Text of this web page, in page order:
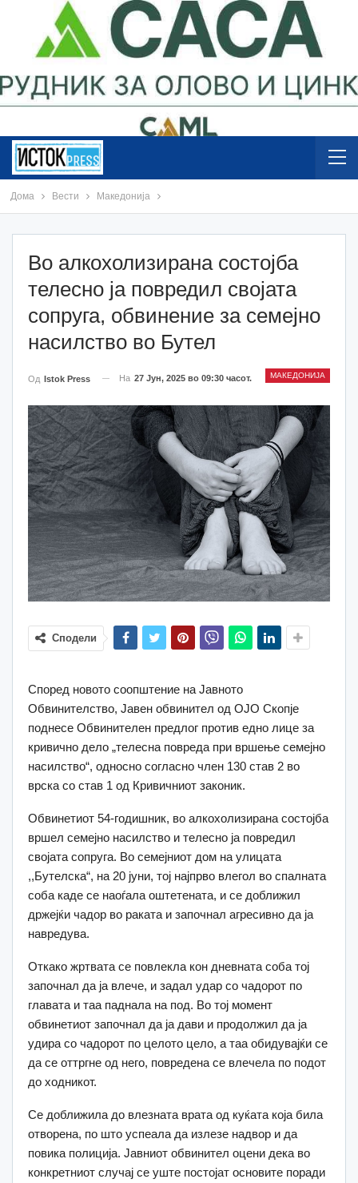
Дома Вести Македонија
Во алкохолизирана состојба
телесно ја повредил својата
сопруга, обвинение за семејно
насилство во Бутел
МАКЕДОНИЈА
Од Istok Press На 27 Јун, 2025 во 09:30 часот.
Сподели
Според новото соопштение на Јавното
Обвинителство, Јавен обвинител од ОЈО Скопје
поднесе Обвинителен предлог против едно лице за
кривично дело „телесна повреда при вршење семејно
насилство“, односно согласно член 130 став 2 во
врска со став 1 од Кривичниот законик.
Обвинетиот 54-годишник, во алкохолизирана состојба
вршел семејно насилство и телесно ја повредил
својата сопруга. Во семејниот дом на улицата
,,Бутелска“, на 20 јуни, тој најпрво влегол во спалната
соба каде се наоѓала оштетената, и се доближил
држејќи чадор во раката и започнал агресивно да ја
навредува.
Откако жртвата се повлекла кон дневната соба тој
започнал да ја влече, и задал удар со чадорот по
главата и таа паднала на под. Во тој момент
обвинетиот започнал да ја дави и продолжил да ја
удира со чадорот по целото цело, а таа обидувајќи се
да се оттргне од него, повредена се влечела по подот
до ходникот.
Се доближила до влезната врата од куќата која била
отворена, по што успеала да излезе надвор и да
повика полиција. Јавниот обвинител оцени дека во
конкретниот случај се уште постојат основите поради